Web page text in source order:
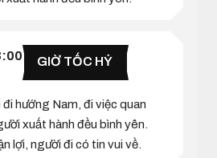
GIỜ TỐC HỶ
hướng Nam, đi việc quan
xuất hành đều bình yên.
lợi, người đi có tin vui về.